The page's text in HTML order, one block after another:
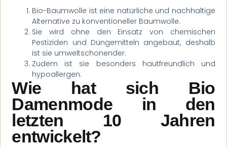
Bio-Baumwolle ist eine natürliche und nachhaltige
Alternative zu konventioneller Baumwolle.
Sie wird ohne den Einsatz von chemischen
Pestiziden und Düngemitteln angebaut, deshalb
ist sie umweltschonender.
Zudem ist sie besonders hautfreundlich und
hypoallergen.
Wie hat sich Bio
Damenmode in den
letzten 10 Jahren
entwickelt?